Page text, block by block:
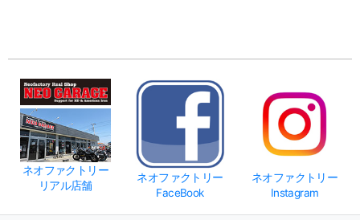
ネオファクトリー
リアル店舗
ネオファクトリー
FaceBook
ネオファクトリー
Instagram